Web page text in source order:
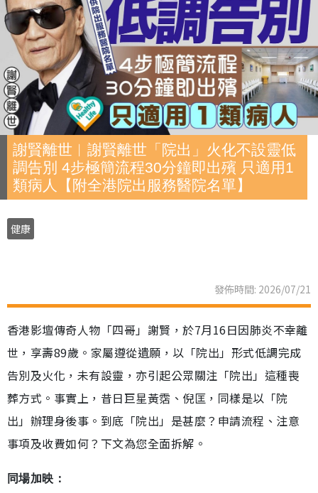
謝賢離世︱謝賢離世「院出」火化不設靈低
調告別 4步極簡流程30分鐘即出殯 只適用1
類病人【附全港院出服務醫院名單】
健康
發佈時間: 2026/07/21
香港影壇傳奇人物「四哥」謝賢，於7月16日因肺炎不幸離
世，享壽89歲。家屬遵從遺願，以「院出」形式低調完成
告別及火化，未有設靈，亦引起公眾關注「院出」這種喪
葬方式。事實上，昔日巨星黃霑、倪匡，同樣是以「院
出」辦理身後事。到底「院出」是甚麼？申請流程、注意
事項及收費如何？下文為您全面拆解。
同場加映：